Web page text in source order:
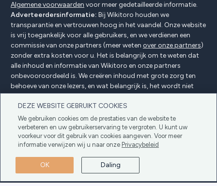
DEZE WEBSITE GEBRUIKT COOKIES
We gebruiken cookies om de prestaties van de website te
verbeteren en uw gebruikerservaring te vergroten. U kunt uw
voorkeur voor dit gebruik van cookies aangeven. Voor meer
informatie verwijzen wij u naar onze Privacybeleid
OK Daling
Algemene voorwaarden voor meer gedetailleerde informatie.
Adverteerdersinformatie: Bij Wikitoro houden we
transparantie en vertrouwen hoog in het vaandel. Onze website
is vrij toegankelijk voor alle gebruikers, en we verdienen een
commissie van onze partners (meer weten over onze partners)
zonder extra kosten voor u. Het is belangrijk om te weten dat
alle inhoud en informatie van Wikitoro en onze partners
onbevooroordeeld is. We creëren inhoud met grote zorg ten
behoeve van onze lezers, en wat belangrijk is, het wordt niet
partners.
Copyright © 2025 Wikitoro Alle rechten
Adverteerders OpenbaarmakingPrivacybeleid